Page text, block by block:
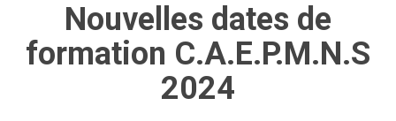
Nouvelles dates de
formation C.A.E.P.M.N.S
2024